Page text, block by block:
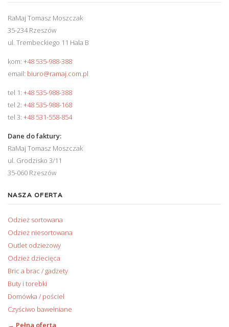
RaMaj Tomasz Moszczak
35-234 Rzeszów
ul. Trembeckiego 11 Hala B
kom: +48 535-988-388
email: biuro@ramaj.com.pl
tel 1: +48 535-988-388
tel 2: +48 535-988-168
tel 3: +48 531-558-854
Dane do faktury:
RaMaj Tomasz Moszczak
ul. Grodzisko 3/11
35-060 Rzeszów
NASZA OFERTA
Odzież sortowana
Odzież niesortowana
Outlet odzieżowy
Odzież dziecięca
Bric a brac / gadżety
Buty i torebki
Domówka / pościel
Czyściwo bawełniane
→ Pełna oferta